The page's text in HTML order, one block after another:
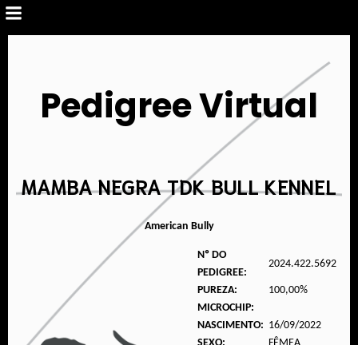
Pedigree Virtual
MAMBA NEGRA TDK BULL KENNEL
American Bully
Nº DO
PEDIGREE:
2024.422.5692
PUREZA:
100,00%
MICROCHIP:
NASCIMENTO: 16/09/2022